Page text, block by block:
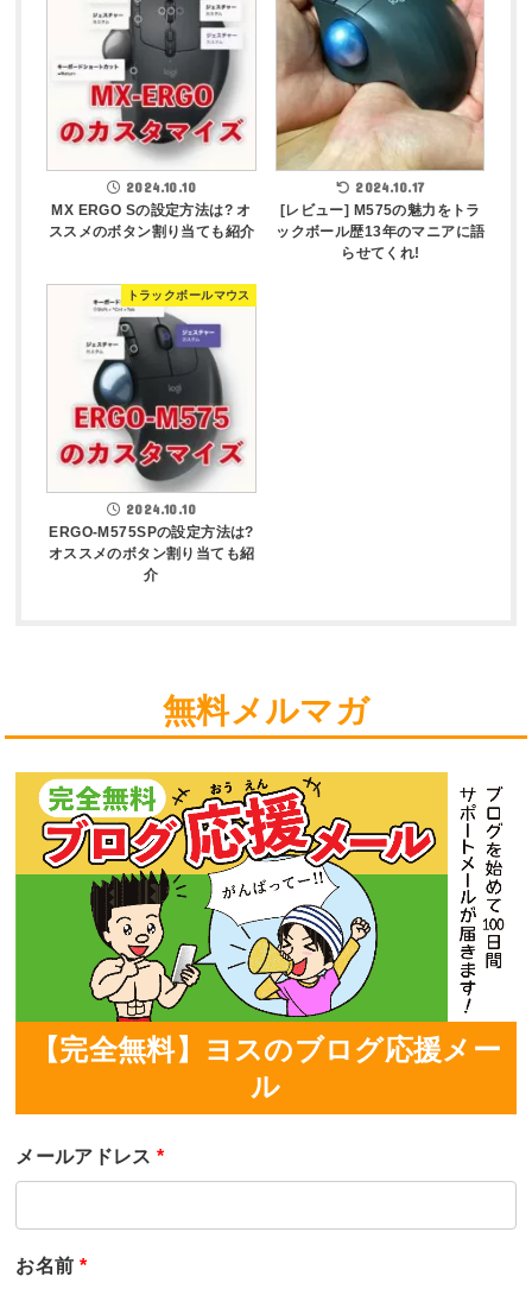
2024.10.10
MX ERGO Sの設定方法は? オ
ススメのボタン割り当ても紹介
2024.10.17
[レビュー] M575の魅力をトラ
ックボール歴13年のマニアに語
らせてくれ!
トラックボールマウス
2024.10.10
ERGO-M575SPの設定方法は?
オススメのボタン割り当ても紹
介
無料メルマガ
【完全無料】ヨスのブログ応援メー
ル
メールアドレス *
お名前 *